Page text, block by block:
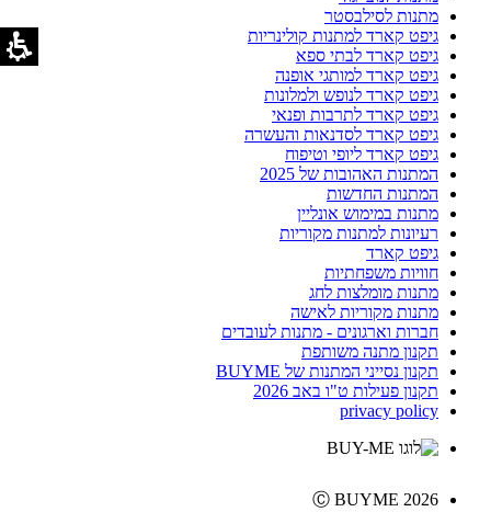
מתנות לסילבסטר
גיפט קארד למתנות קולינריות
גיפט קארד לבתי ספא
גיפט קארד למותגי אופנה
גיפט קארד לנופש ולמלונות
גיפט קארד לתרבות ופנאי
גיפט קארד לסדנאות והעשרה
גיפט קארד ליופי וטיפוח
המתנות האהובות של 2025
המתנות החדשות
מתנות במימוש אונליין
רעיונות למתנות מקוריות
גיפט קארד
חוויות משפחתיות
מתנות מומלצות לחג
מתנות מקוריות לאישה
חברות וארגונים - מתנות לעובדים
תקנון מתנה משותפת
תקנון נסייני המתנות של BUYME
תקנון פעילות ט"ו באב 2026
privacy policy
Ⓒ BUYME 2026